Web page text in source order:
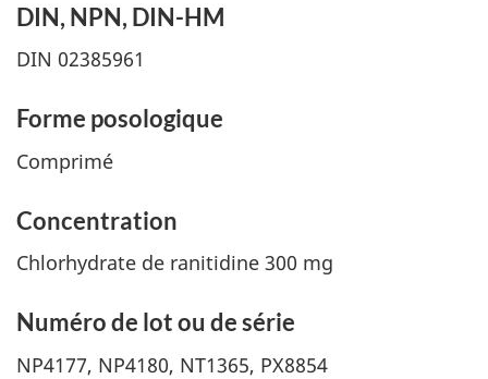
DIN, NPN, DIN-HM
DIN 02385961
Forme posologique
Comprimé
Concentration
Chlorhydrate de ranitidine 300 mg
Numéro de lot ou de série
NP4177, NP4180, NT1365, PX8854